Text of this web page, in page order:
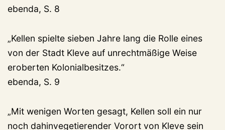
ebenda, S. 8
„Kellen spielte sieben Jahre lang die Rolle eines
von der Stadt Kleve auf unrechtmäßige Weise
eroberten Kolonialbesitzes.“
ebenda, S. 9
„Mit wenigen Worten gesagt, Kellen soll ein nur
noch dahinvegetierender Vorort von Kleve sein